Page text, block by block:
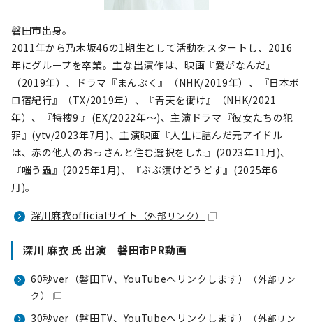
磐田市出身。
2011年から乃木坂46の1期生として活動をスタートし、2016
年にグループを卒業。主な出演作は、映画『愛がなんだ』
（2019年）、ドラマ『まんぷく』（NHK/2019年）、『日本ボ
ロ宿紀行』（TX/2019年）、『青天を衝け』（NHK/2021
年）、『特捜9 』(EX/2022年〜)、主演ドラマ『彼女たちの犯
罪』(ytv/2023年7月)、主演映画『人生に詰んだ元アイドル
は、赤の他人のおっさんと住む選択をした』(2023年11月)、
『嗤う蟲』(2025年1月)、『ぶぶ漬けどうどす』(2025年6
月)。
深川麻衣officialサイト
（外部リンク）
深川 麻衣 氏 出演 磐田市PR動画
60秒ver（磐田TV、YouTubeへリンクします）
（外部リン
ク）
30秒ver（磐田TV、YouTubeへリンクします）
（外部リン